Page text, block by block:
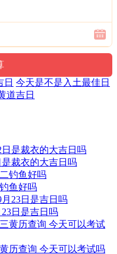
日”。古籍云：福德星，
者女子用事，吉。宜嫁
寅，卯，午，未，酉
东方心宿心月狐(凶)
：正北
：马,鼠,牛,兔
哲
南
依古籍观点，寓意上午
任何事都要迅速，赶早不
日 今天是不是入土最佳日
道吉日
是裁衣的大吉日吗
鱼好吗
日是吉日吗
历查询 今天可以考试吗